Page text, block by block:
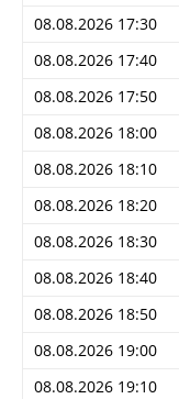
08.08.2026 17:30
08.08.2026 17:40
08.08.2026 17:50
08.08.2026 18:00
08.08.2026 18:10
08.08.2026 18:20
08.08.2026 18:30
08.08.2026 18:40
08.08.2026 18:50
08.08.2026 19:00
08.08.2026 19:10